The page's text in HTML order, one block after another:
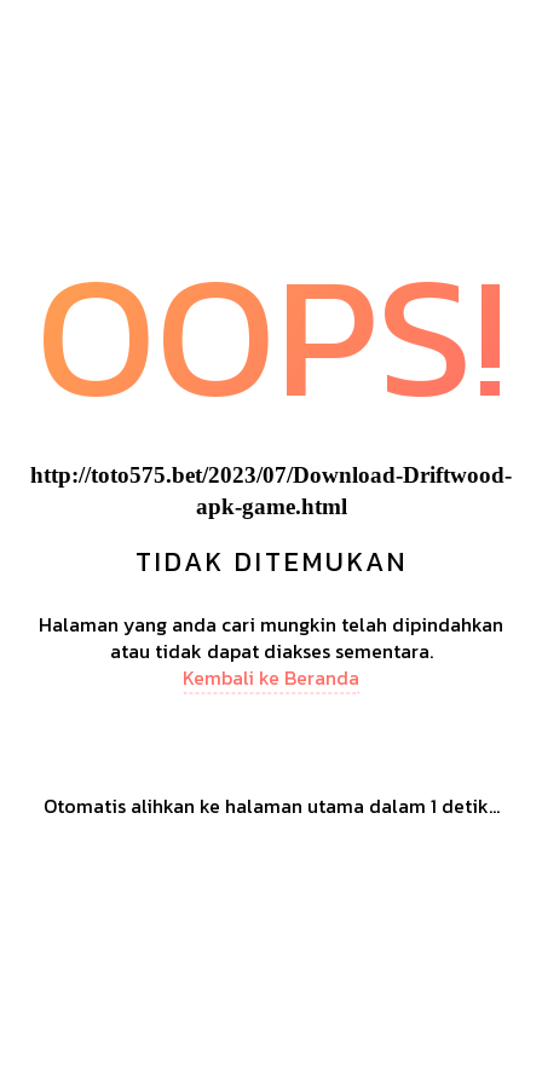
OOPS!
http://toto575.bet/2023/07/Download-Driftwood-
apk-game.html
TIDAK DITEMUKAN
Halaman yang anda cari mungkin telah dipindahkan
atau tidak dapat diakses sementara.
Kembali ke Beranda
Otomatis alihkan ke halaman utama dalam 1 detik...